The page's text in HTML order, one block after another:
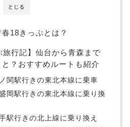
とじる
18きっぷとは？
旅行記】仙台から青森まで
？おすすめルートも紹介
関駅行きの東北本線に乗車
岡駅行きの東北本線に乗り換
駅行きの北上線に乗り換え